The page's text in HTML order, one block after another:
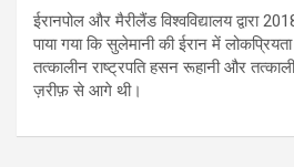
ईरानपोल और मैरीलैंड विश्वविद्यालय द्वारा
पाया गया कि सुलेमानी की ईरान में
तत्कालीन राष्ट्रपति हसन रूहानी और
ज़रीफ़ से आगे थी।